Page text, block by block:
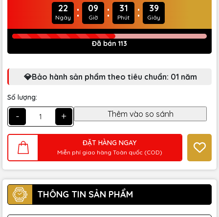
22
Ngày : 09
Giờ : 31
Phút : 37
Giây
Đã bán 113
💎Bảo hành sản phẩm theo tiêu chuẩn: 01 năm
Số lượng:
- +
ĐẶT HÀNG NGAY
Miễn phí giao hàng Toàn quốc (COD)
THÔNG TIN SẢN PHẨM